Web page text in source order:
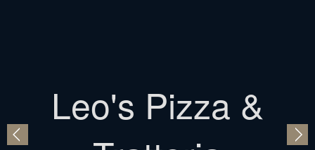
Leo's Pizza &